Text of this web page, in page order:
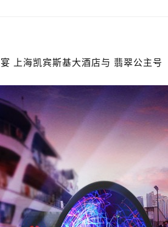
上海凯宾斯基大酒店与 翡翠公主号